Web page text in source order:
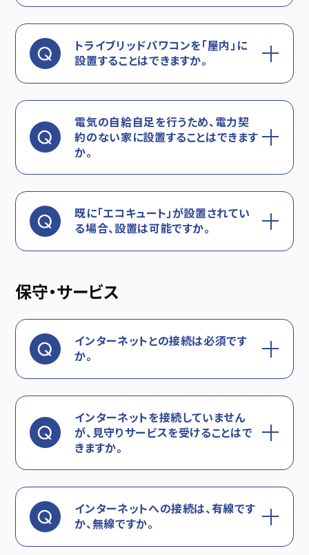
トライブリッドパワコンを「屋内」に
設置することはできますか。
電気の自給自足を行うため、電力契
約のない家に設置することはできます
か。
既に「エコキュート」が設置されてい
る場合、設置は可能ですか。
保守・サービス
インターネットとの接続は必須です
か。
インターネットを接続していません
が、見守りサービスを受けることはで
きますか。
インターネットへの接続は、有線です
か、無線ですか。